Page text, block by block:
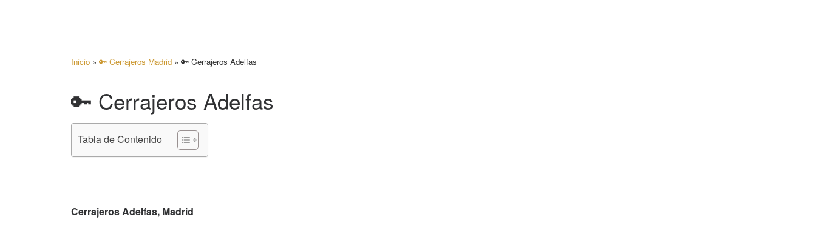
Inicio » 🔑 Cerrajeros Madrid » 🔑 Cerrajeros Adelfas
🔑 Cerrajeros Adelfas
Tabla de Contenido
Cerrajeros Adelfas, Madrid